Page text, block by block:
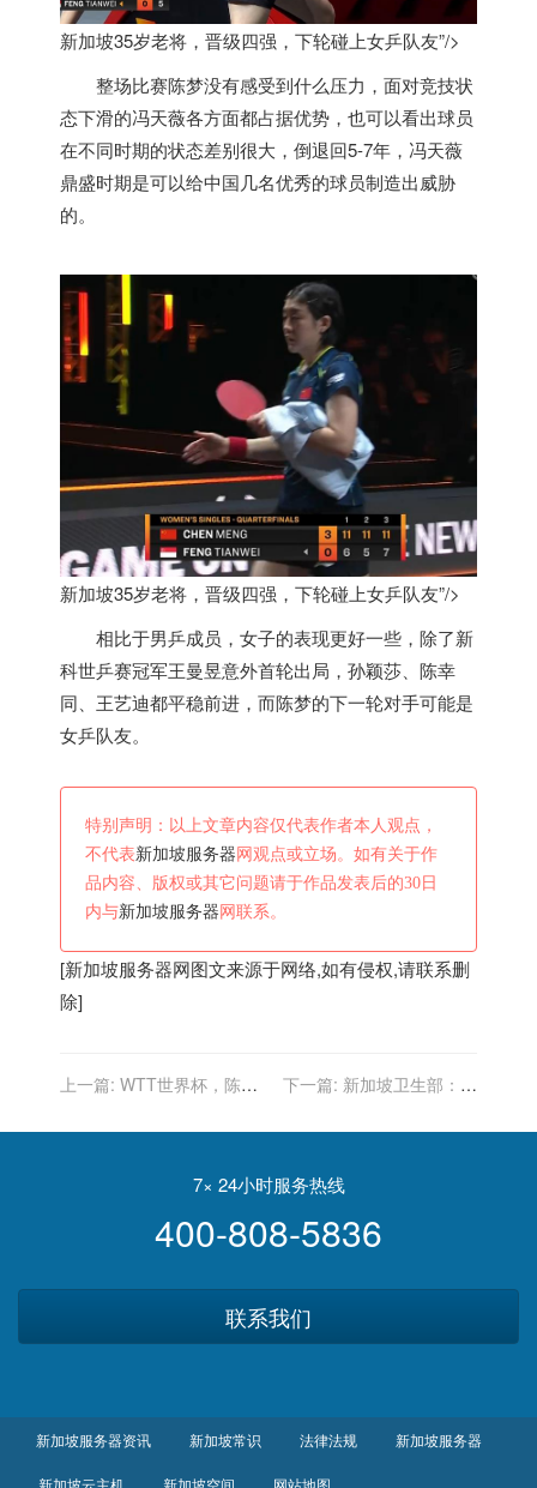
新加坡35岁老将，晋级四强，下轮碰上女乒队友”/>
整场比赛陈梦没有感受到什么压力，面对竞技状
态下滑的冯天薇各方面都占据优势，也可以看出球员
在不同时期的状态差别很大，倒退回5-7年，冯天薇
鼎盛时期是可以给中国几名优秀的球员制造出威胁
的。
新加坡35岁老将，晋级四强，下轮碰上女乒队友”/>
相比于男乒成员，女子的表现更好一些，除了新
科世乒赛冠军王曼昱意外首轮出局，孙颖莎、陈幸
同、王艺迪都平稳前进，而陈梦的下一轮对手可能是
女乒队友。
特别声明：以上文章内容仅代表作者本人观点，
不代表新加坡服务器 网观点或立场。如有关于作
品内容、版权或其它问题请于作品发表后的30日
内与新加坡服务器 网联系。
[新加坡服务器网图文来源于网络,如有侵权,请联系删
除]
上一篇: WTT世界杯，陈梦
挺进女单四强
下一篇: 新加坡卫生部：奥
染
7× 24小时服务热线
400-808-5836
联系我们
新加坡服务器资讯 新加坡常识 法律法规 新加坡服务器
新加坡云主机 新加坡空间 网站地图